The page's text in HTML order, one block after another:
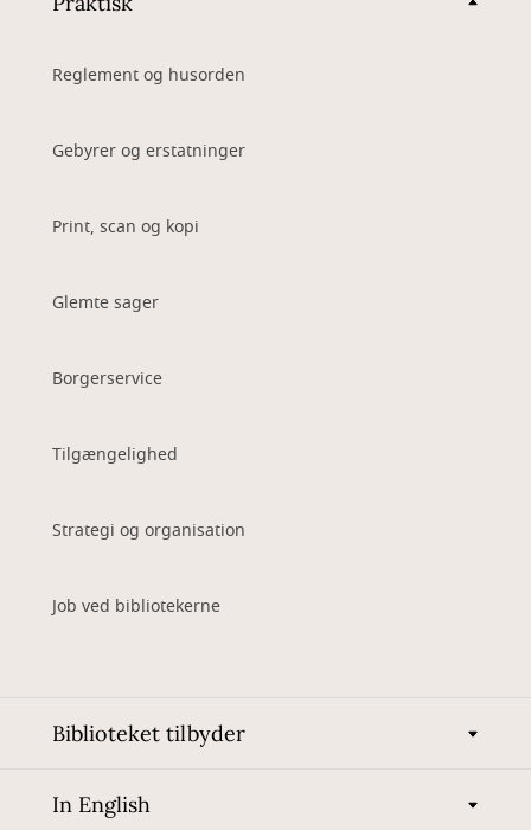
Reglement og husorden
Gebyrer og erstatninger
Print, scan og kopi
Glemte sager
Borgerservice
Tilgængelighed
Strategi og organisation
Job ved bibliotekerne
Biblioteket tilbyder
In English